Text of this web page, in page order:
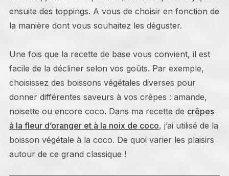
ensuite des toppings. A vous de choisir en fonction de
la manière dont vous souhaitez les déguster.
Une fois que la recette de base vous convient, il est
facile de la décliner selon vos goûts. Par exemple,
choisissez des boissons végétales diverses pour
donner différentes saveurs à vos crêpes : amande,
noisette ou encore coco. Dans ma recette de crêpes
à la fleur d’oranger et à la noix de coco, j’ai utilisé de la
boisson végétale à la coco. De quoi varier les plaisirs
autour de ce grand classique !